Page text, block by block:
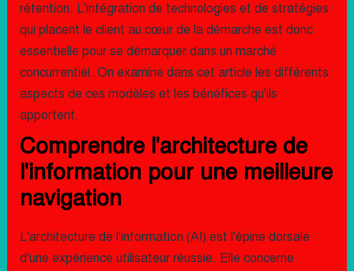
rétention. L'intégration de technologies et de stratégies
qui placent le client au cœur de la démarche est donc
essentielle pour se démarquer dans un marché
concurrentiel. On examine dans cet article les différents
aspects de ces modèles et les bénéfices qu'ils
apportent.
Comprendre l'architecture de
l'information pour une meilleure
navigation
L'architecture de l'information (AI) est l'épine dorsale
d'une expérience utilisateur réussie. Elle concerne